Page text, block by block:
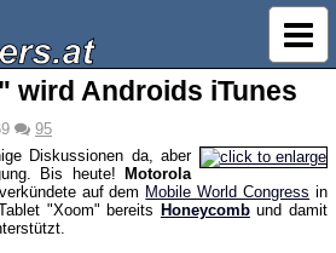
wird Androids iTunes
95
Diskussionen da, aber
Bis heute! Motorola
auf dem Mobile World Congress in
"Xoom" bereits Honeycombund damit